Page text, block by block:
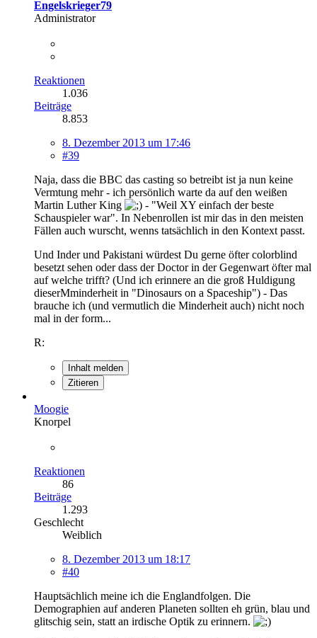
Engelskrieger79
Administrator
Reaktionen
1.036
Beiträge
8.853
8. Dezember 2013 um 17:46
#39
Naja, dass die BBC das casting so betreibt ist ja nun keine
Vermtung mehr - ich persönlich warte da auf den weißen
Martin Luther King
- "Weil XY einfach der beste
Schauspieler war". In Nebenrollen ist mir das in den meisten
Fällen auch wurscht, wenns tatsächlich in den Kontext passt.
Und Inder und Pakistani würdest Du gerne öfter colorblind
besetzt sehen oder dass der Doctor in der Gegenwart öfter mal
auf welche trifft? (Und ich erinnere an die groß Huldigung
dieserMminderheit in "Dinosaurs on a Spaceship") - Das
brauche ich (und vermutlich die Minderheit auch) nicht noch
mal in der form...
R:
Inhalt melden
Zitieren
Moogie
Knorpel
Reaktionen
86
Beiträge
1.293
Geschlecht
Weiblich
8. Dezember 2013 um 18:17
#40
Hauptsächlich meine ich die Englandfolgen. Die
Demographien auf anderen Planeten sollten eh grün, blau und
glitschig sein, statt an irdische Optik zu erinnern.